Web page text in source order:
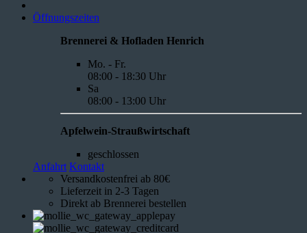
Öffnungszeiten
Brennerei & Hofladen Henrich
Mo. - Fr.
08:00 - 18:30 Uhr
Sa
08:00 - 13:00 Uhr
Apfelwein-Straußwirtschaft
geschlossen
Anfahrt Kontakt
Versandkostenfrei ab 80€
Lieferzeit in 2-3 Tagen
Direkt ab Brennerei bestellen